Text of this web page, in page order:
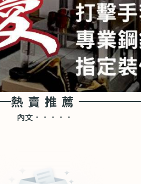
熱賣推薦
內文．．．．．